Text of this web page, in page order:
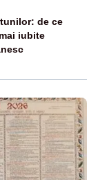
de ce
iubite